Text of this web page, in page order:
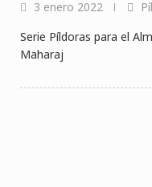
3 enero 2022
Serie Píldoras para el
Maharaj